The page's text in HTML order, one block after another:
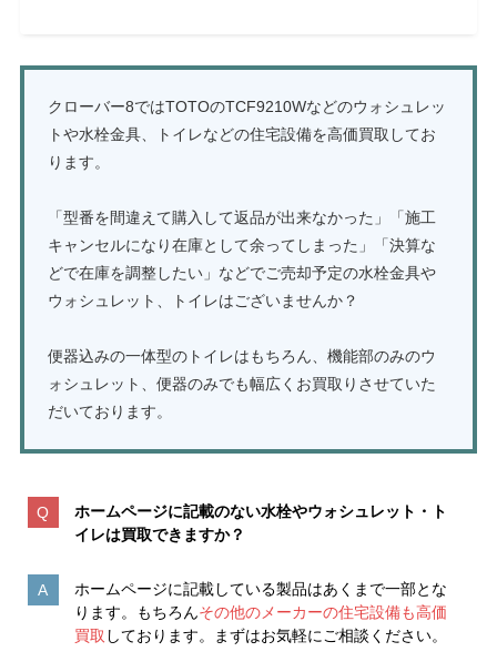
クローバー8ではTOTOのTCF9210Wなどのウォシュレッ
トや水栓金具、トイレなどの住宅設備を高価買取してお
ります。
「型番を間違えて購入して返品が出来なかった」「施工
キャンセルになり在庫として余ってしまった」「決算な
どで在庫を調整したい」などでご売却予定の水栓金具や
ウォシュレット、トイレはございませんか？
便器込みの一体型のトイレはもちろん、機能部のみのウ
ォシュレット、便器のみでも幅広くお買取りさせていた
だいております。
ホームページに記載のない水栓やウォシュレット・ト
イレは買取できますか？
ホームページに記載している製品はあくまで一部とな
ります。もちろんその他のメーカーの住宅設備も高価
買取 しております。まずはお気軽にご相談ください。